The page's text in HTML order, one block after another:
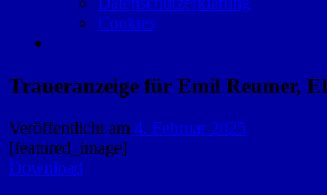
Cookies
Traueranzeige für Emil Reumer,
Veröffentlicht am 4. Februar 2025
[featured_image]
Download